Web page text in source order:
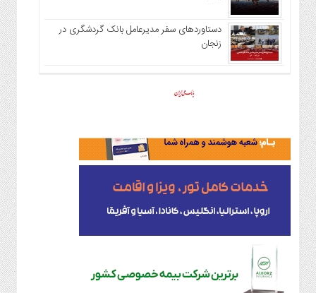
دستاوردهای سفر مدیرعامل بانک گردشگری در
زنجان